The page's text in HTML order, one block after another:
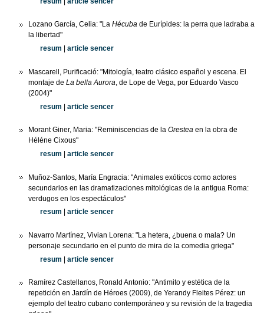
Lozano García, Celia: "La Hécubade Eurípides: la perra que ladraba a
la libertad"
resum
article sencer
Mascarell, Purificació: "Mitología, teatro clásico español y escena. El
montaje de La bella Aurora, de Lope de Vega, por Eduardo Vasco
(2004)"
resum | article sencer
Morant Giner, Maria: "Reminiscencias de la Oresteaen la obra de
Héléne Cixous"
resum
article sencer
Muñoz-Santos, María Engracia: "Animales exóticos como actores
secundarios en las dramatizaciones mitológicas de la antigua Roma:
verdugos en los espectáculos"
resum
article sencer
Navarro Martínez, Vivian Lorena: "La hetera, ¿buena o mala? Un
personaje secundario en el punto de mira de la comedia griega"
resum | article sencer
Ramírez Castellanos, Ronald Antonio: "Antimito y estética de la
repetición en Jardín de Héroes (2009), de Yerandy Fleites Pérez: un
ejemplo del teatro cubano contemporáneo y su revisión de la tragedia